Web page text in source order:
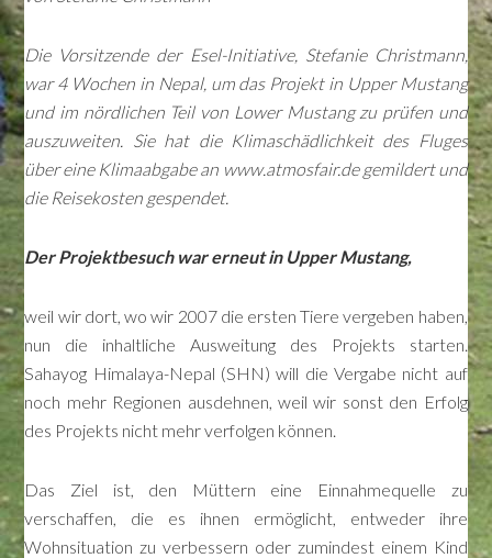
Die Vorsitzende der Esel-Initiative, Stefanie Christmann,
war 4 Wochen in Nepal, um das Projekt in Upper Mustang
und im nördlichen Teil von Lower Mustang zu prüfen und
auszuweiten. Sie hat die Klimaschädlichkeit des Fluges
über eine Klimaabgabe an www.atmosfair.de gemildert und
die Reisekosten gespendet.
Der Projektbesuch war erneut in Upper Mustang,
weil wir dort, wo wir 2007 die ersten Tiere vergeben haben,
nun die inhaltliche Ausweitung des Projekts starten.
Sahayog Himalaya-Nepal (SHN) will die Vergabe nicht auf
noch mehr Regionen ausdehnen, weil wir sonst den Erfolg
des Projekts nicht mehr verfolgen können.
Das Ziel ist, den Müttern eine Einnahmequelle zu
verschaffen, die es ihnen ermöglicht, entweder ihre
Wohnsituation zu verbessern oder zumindest einem Kind